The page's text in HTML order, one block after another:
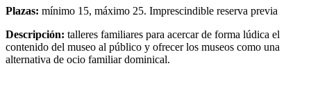
Plazas: mínimo 15, máximo 25. Imprescindible reserva previa
Descripción: talleres familiares para acercar de forma lúdica el
contenido del museo al público y ofrecer los museos como una
alternativa de ocio familiar dominical.